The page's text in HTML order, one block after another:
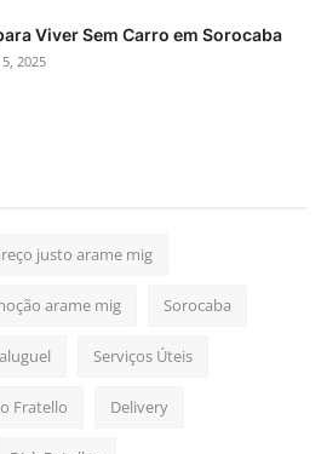
Viver Sem Carro em Sorocaba
2025
justo arame mig
arame mig Sorocaba
aluguel Serviços Úteis
Fratello Delivery